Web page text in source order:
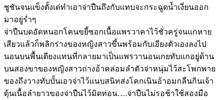
ชูชันจนแข็งตั้งเด่ทำเอาจ่าปืนถึงกับแทบจะกระฉูดน้ำเงี่ยนออก
มาอยู่ร่ำๆ
จ่าปืนบดอัดหนอกโคนขยี้ซอกเนื้อแพรวาคาไว้ชั่วครู่จนแกหาย
เสียวแล้วก็พลิกร่างของหญิงสาวขึ้นพร้อมกับเอียงตัวเองลงไป
นอนบนพื้นเตียงแทนที่กลายมาเป็นแพรวานอนเกยทับแกอยู่ด้าน
บนสองขาของหญิงสาวถ่างอ้าคล่อมลำตัวจ่าหนุ่มไว้สะโพกพาย
ของถึงวางทับบั้นเอวจ่าไว้แนบสนิทส่งโคกเนินอ้าอมกลืนกินเจ้า
ดุ้นเนื้อลำยาวของจ่าปืนไว้มิดท่อน….จ่าปืนไม่รอช้าใช้สองมือ